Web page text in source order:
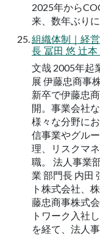
2025年から
来、数年ぶり
組織体制｜経
長 冨田 悠 辻
文哉 2005年起
展 伊藤忠商事
新卒で伊藤忠
開。事業会社
様々な分野に
信事業やグル
理、リスクマ
職。 法人事業
業 部門長 内田
ト株式会社、
藤忠商事株式
トワーク入社
を経て、法人